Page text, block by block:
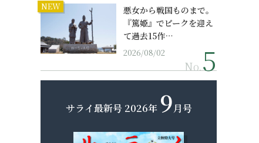
NEW
悪女から戦国ものまで。
『篤姫』でピークを迎え
て過去15作…
2026/08/02
No.
サライ最新号 2026年 9月号